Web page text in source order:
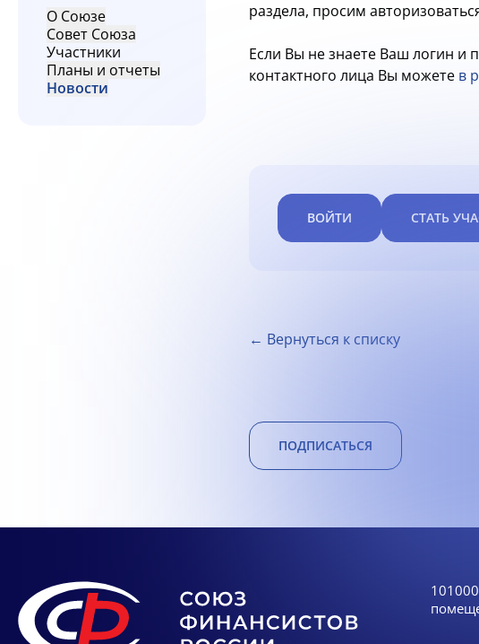
О Союзе
Совет Союза
Участники
Планы и отчеты
Новости
раздела, просим
Если Вы не знаете Ваш логин и
контактного лица Вы можете в
ВОЙТИ СТАТЬ
← Вернуться к списку
ПОДПИСАТЬСЯ